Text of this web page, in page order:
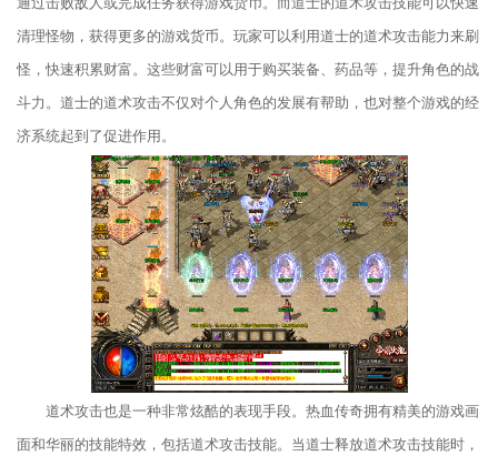
清理怪物，获得更多的游戏货币。玩家可以利用道士的道术攻击能力来刷
怪，快速积累财富。这些财富可以用于购买装备、药品等，提升角色的战
斗力。道士的道术攻击不仅对个人角色的发展有帮助，也对整个游戏的经
济系统起到了促进作用。
道术攻击也是一种非常炫酷的表现手段。热血传奇拥有精美的游戏画
面和华丽的技能特效，包括道术攻击技能。当道士释放道术攻击技能时，